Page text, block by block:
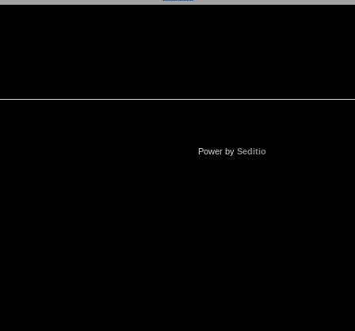
Power by Seditio